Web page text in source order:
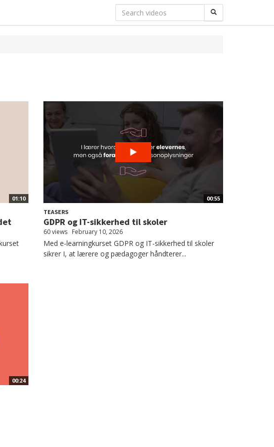
01:10
00:55
TEASERS
GDPR og IT-sikkerhed til skoler
60 views February 10, 2026
Med e-learningkurset GDPR og IT-sikkerhed til skoler
sikrer I, at lærere og pædagoger håndterer...
00:24